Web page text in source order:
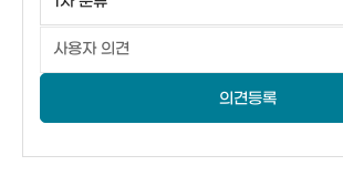
의견등록